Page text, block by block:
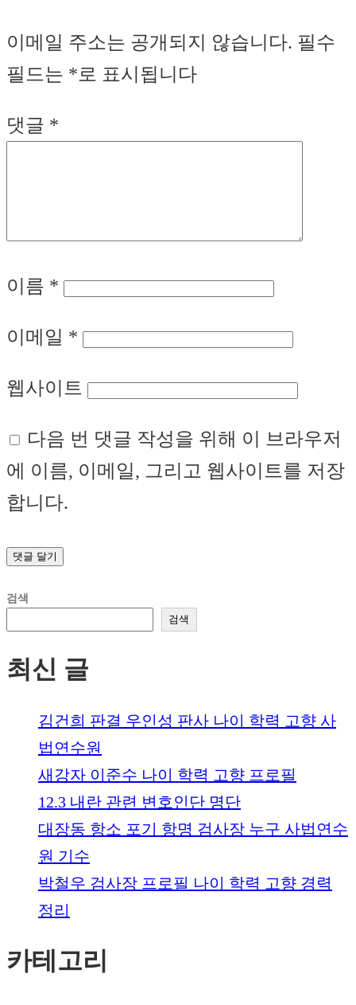
이메일 주소는 공개되지 않습니다. 필수
필드는 *로 표시됩니다
댓글 *
이름 *
이메일 *
웹사이트
다음 번 댓글 작성을 위해 이 브라우저
에 이름, 이메일, 그리고 웹사이트를 저장
합니다.
검색
검색
최신 글
김건희 판결 우인성 판사 나이 학력 고향 사
법연수원
새강자 이준수 나이 학력 고향 프로필
12.3 내란 관련 변호인단 명단
대장동 항소 포기 항명 검사장 누구 사법연수
원 기수
박철우 검사장 프로필 나이 학력 고향 경력
정리
카테고리